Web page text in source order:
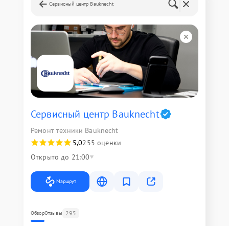
Сервисный центр Bauknecht
Сервисный центр Bauknecht
Ремонт техники Bauknecht
5,0255 оценки
Открыто до 21:00
Маршрут
ОбзорОтзывы 295